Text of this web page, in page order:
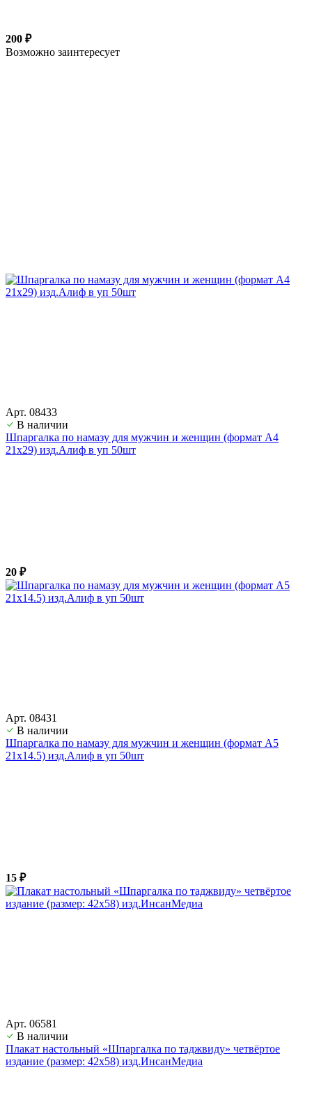
200 ₽
Возможно заинтересует
Арт. 08433
В наличии
Шпаргалка по намазу для мужчин и женщин (формат А4
21х29) изд.Алиф в уп 50шт
20 ₽
Арт. 08431
В наличии
Шпаргалка по намазу для мужчин и женщин (формат А5
21х14.5) изд.Алиф в уп 50шт
15 ₽
Арт. 06581
В наличии
Плакат настольный «Шпаргалка по таджвиду» четвёртое
издание (размер: 42х58) изд.ИнсанМедиа